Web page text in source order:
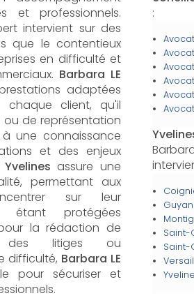
et professionnels.
intervient sur des
que le contentieux
en difficulté et
Barbara LE
adaptées
chaque client, qu'il
ou de représentation
une connaissance
et des enjeux
assure une
permettant aux
sur leur
étant protégées
la rédaction de
des litiges ou
difficulté, Barbara LE
pour sécuriser et
:
Saint-
Saint-